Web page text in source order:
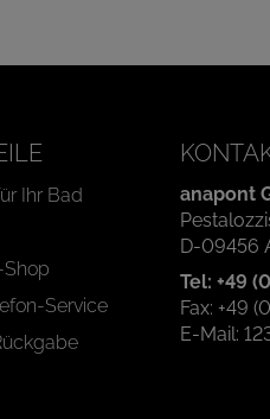
Ihr Bad
Service
anapont
D-09456
Tel: +49
Fax: +49
E-Mail: